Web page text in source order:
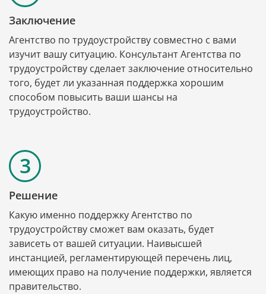
Заключение
Агентство по трудоустройству совместно с вами
изучит вашу ситуацию. Консультант Агентства по
трудоустройству сделает заключение относительно
того, будет ли указанная поддержка хорошим
способом повысить ваши шансы на
трудоустройство.
Решение
Какую именно поддержку Агентство по
трудоустройству сможет вам оказать, будет
зависеть от вашей ситуации. Наивысшей
инстанцией, регламентирующей перечень лиц,
имеющих право на получение поддержки, является
правительство.